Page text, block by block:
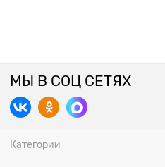
МЫ В СОЦ СЕТЯХ
Категории